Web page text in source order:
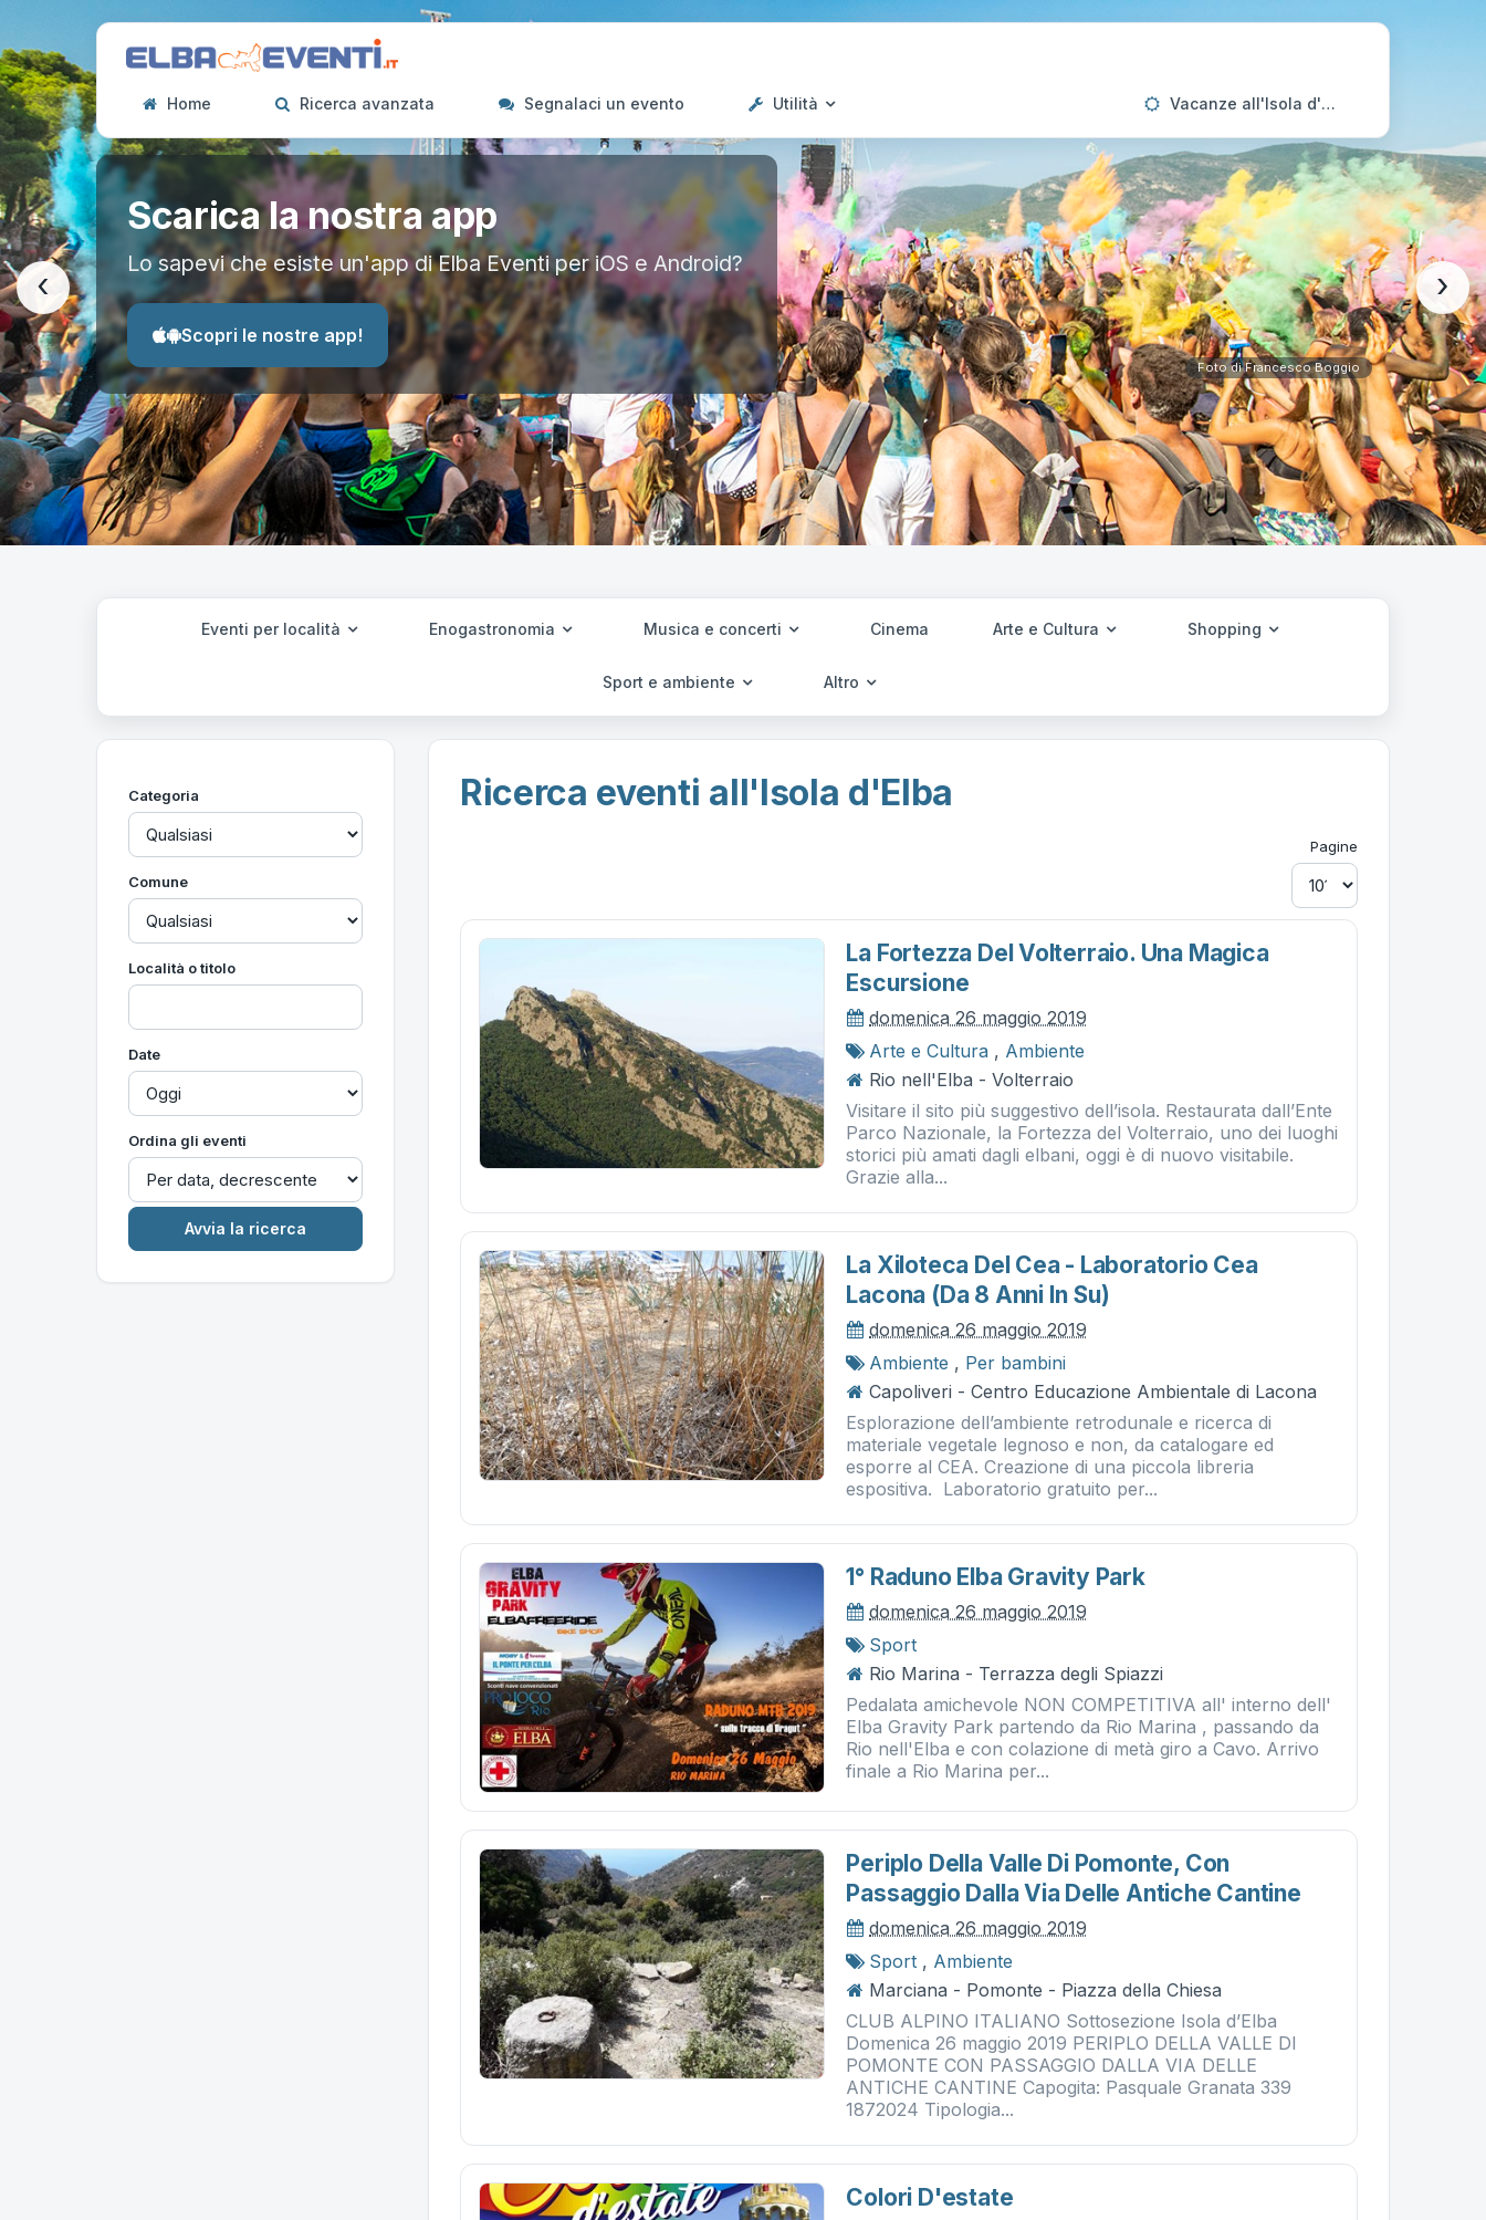
Home Ricerca avanzata Segnalaci un evento Utilità Vacanze all'Isola d'Elba
Scarica la nostra app
Lo sapevi che esiste un'app di Elba Eventi per iOS e Android?
Scopri le nostre app!
Foto di Francesco Boggio
‹ ›
Eventi per località Enogastronomia Musica e concerti Cinema Arte e Cultura Shopping
Sport e ambiente Altro
Categoria
Comune
Località o titolo
Date
Ordina gli eventi
Ricerca eventi all'Isola d'Elba
Pagine
La Fortezza Del Volterraio. Una Magica
Escursione
domenica 26 maggio 2019
Arte e Cultura , Ambiente
Rio nell'Elba - Volterraio
Visitare il sito più suggestivo dell’isola. Restaurata dall’Ente
Parco Nazionale, la Fortezza del Volterraio, uno dei luoghi
storici più amati dagli elbani, oggi è di nuovo visitabile.
Grazie alla...
La Xiloteca Del Cea - Laboratorio Cea
Lacona (da 8 Anni In Su)
domenica 26 maggio 2019
Ambiente , Per bambini
Capoliveri - Centro Educazione Ambientale di Lacona
Esplorazione dell’ambiente retrodunale e ricerca di
materiale vegetale legnoso e non, da catalogare ed
esporre al CEA. Creazione di una piccola libreria
espositiva. Laboratorio gratuito per...
1° Raduno Elba Gravity Park
domenica 26 maggio 2019
Sport
Rio Marina - Terrazza degli Spiazzi
Pedalata amichevole NON COMPETITIVA all' interno dell'
Elba Gravity Park partendo da Rio Marina , passando da
Rio nell'Elba e con colazione di metà giro a Cavo. Arrivo
finale a Rio Marina per...
Periplo Della Valle Di Pomonte, Con
Passaggio Dalla Via Delle Antiche Cantine
domenica 26 maggio 2019
Sport , Ambiente
Marciana - Pomonte - Piazza della Chiesa
CLUB ALPINO ITALIANO Sottosezione Isola d’Elba
Domenica 26 maggio 2019 PERIPLO DELLA VALLE DI
POMONTE CON PASSAGGIO DALLA VIA DELLE
ANTICHE CANTINE Capogita: Pasquale Granata 339
1872024 Tipologia...
Colori D'estate